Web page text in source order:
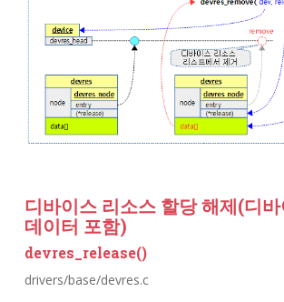
디바이스 리소스 할당 해제(디
데이터 포함)
devres_release()
drivers/base/devres.c